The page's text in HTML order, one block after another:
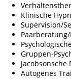
Klinische
Supervision/
Gruppen-
Autogenes